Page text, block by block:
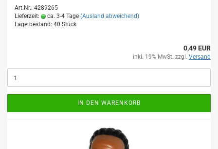
Art.Nr.: 4289265
Lieferzeit:
ca. 3-4 Tage (Ausland abweichend)
Lagerbestand: 40 Stück
0,49 EUR
inkl. 19% MwSt. zzgl. Versand
IN DEN WARENKORB